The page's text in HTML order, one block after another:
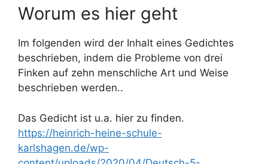
Worum es hier geht
Im folgenden wird der Inhalt eines Gedichtes
beschrieben, indem die Probleme von drei
Finken auf zehn menschliche Art und Weise
beschrieben werden..
Das Gedicht ist u.a. hier zu finden.
https://heinrich-heine-schule-
karlshagen.de/wp-